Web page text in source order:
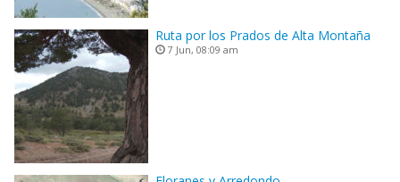
Ruta por los Prados de Alta Montaña
7 Jun, 08:09 am